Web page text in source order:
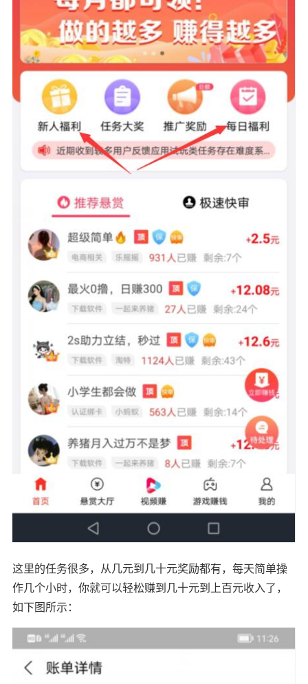
这里的任务很多，从几元到几十元奖励都有，每天简单操
作几个小时，你就可以轻松赚到几十元到上百元收入了，
如下图所示：